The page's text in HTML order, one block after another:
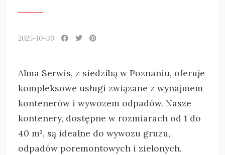
2025-10-30
Alma Serwis, z siedzibą w Poznaniu, oferuje
kompleksowe usługi związane z wynajmem
kontenerów i wywozem odpadów. Nasze
kontenery, dostępne w rozmiarach od 1 do
40 m³, są idealne do wywozu gruzu,
odpadów poremontowych i zielonych.